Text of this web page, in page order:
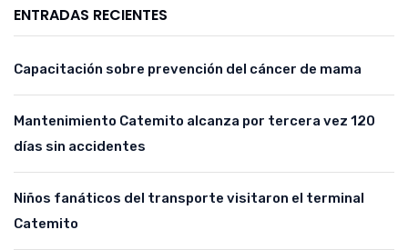
ENTRADAS RECIENTES
Capacitación sobre prevención del cáncer de mama
Mantenimiento Catemito alcanza por tercera vez 120
días sin accidentes
Niños fanáticos del transporte visitaron el terminal
Catemito